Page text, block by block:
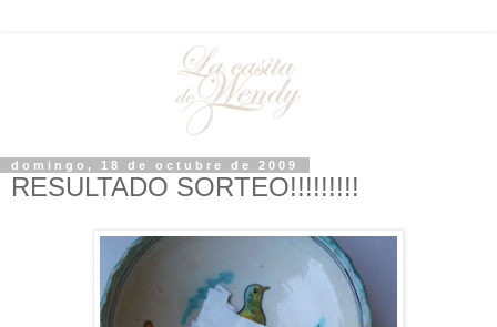
domingo, 18 de octubre de 2009
RESULTADO SORTEO!!!!!!!!!